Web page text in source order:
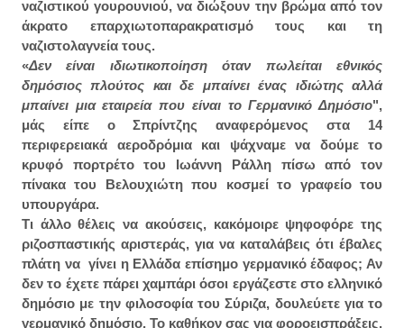
ναζιστικού γουρουνιού, να διώξουν την βρώμα από τον
άκρατο επαρχιωτοπαρακρατισμό τους και τη
ναζιστολαγνεία τους.
«Δεν είναι ιδιωτικοποίηση όταν πωλείται εθνικός
δημόσιος πλούτος και δε μπαίνει ένας ιδιώτης αλλά
μπαίνει μια εταιρεία που είναι το Γερμανικό Δημόσιο",
μάς είπε ο Σπρίντζης αναφερόμενος στα 14
περιφερειακά αεροδρόμια και ψάχναμε να δούμε το
κρυφό πορτρέτο του Ιωάννη Ράλλη πίσω από τον
πίνακα του Βελουχιώτη που κοσμεί το γραφείο του
υπουργάρα.
Τι άλλο θέλεις να ακούσεις, κακόμοιρε ψηφοφόρε της
ριζοσπαστικής αριστεράς, για να καταλάβεις ότι έβαλες
πλάτη να γίνει η Ελλάδα επίσημο γερμανικό έδαφος; Αν
δεν το έχετε πάρει χαμπάρι όσοι εργάζεστε στο ελληνικό
δημόσιο με την φιλοσοφία του Σύριζα, δουλεύετε για το
γερμανικό δημόσιο. Το καθήκον σας για φοροεισπράξεις,